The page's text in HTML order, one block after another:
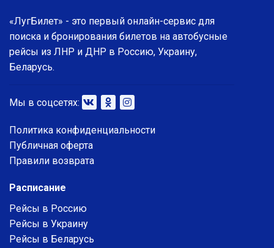
«ЛугБилет» - это первый онлайн-сервис для
поиска и бронирования билетов на автобусные
рейсы из ЛНР и ДНР в Россию, Украину,
Беларусь.
Мы в соцсетях:
Политика конфиденциальности
Публичная оферта
Правили возврата
Расписание
Рейсы в Россию
Рейсы в Украину
Рейсы в Беларусь